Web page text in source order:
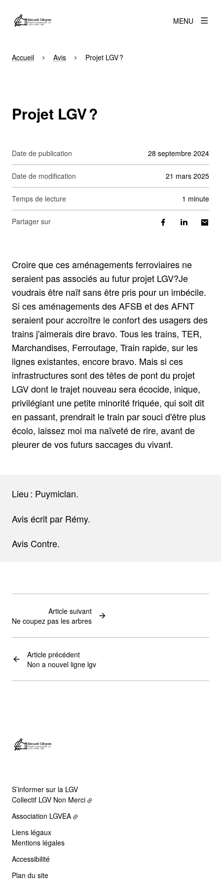
MENU
Accueil Avis Projet LGV ?
Projet LGV ?
Date de publication 28 septembre 2024
Date de modification 21 mars 2025
Temps de lecture 1 minute
Partager sur
Croire que ces aménagements ferroviaires ne
seraient pas associés au futur projet LGV?Je
voudrais être naïf sans être pris pour un imbécile.
Si ces aménagements des AFSB et des AFNT
seraient pour accroître le confort des usagers des
trains j'aimerais dire bravo. Tous les trains, TER,
Marchandises, Ferroutage, Train rapide, sur les
lignes existantes, encore bravo. Mais si ces
infrastructures sont des têtes de pont du projet
LGV dont le trajet nouveau sera écocide, inique,
privilégiant une petite minorité friquée, qui soit dit
en passant, prendrait le train par souci d'être plus
écolo, laissez moi ma naïveté de rire, avant de
pleurer de vos futurs saccages du vivant.
Lieu : Puymiclan.
Avis écrit par Rémy.
Avis Contre.
Article précédent
Non a nouvel ligne lgv
Article suivant
Ne coupez pas les arbres
S’informer sur la LGV
Collectif LGV Non Merci
Association LGVEA
Liens légaux
Mentions légales
Accessibilité
Plan du site